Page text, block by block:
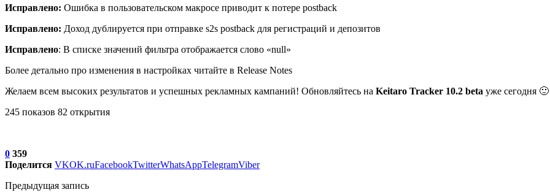
Исправлено: Ошибка в пользовательском макросе приводит к потере postback
Исправлено: Доход дублируется при отправке s2s postback для регистраций и депозитов
Исправлено: В списке значений фильтра отображается слово «null»
Более детально про изменения в настройках читайте в Release Notes
Желаем всем высоких результатов и успешных рекламных кампаний! Обновляйтесь на Keitaro Tracker 10.2 beta уже сегодня 🙂
245 показов 82 открытия
0 359
Поделится VKOK.ruFacebookTwitterWhatsAppTelegramViber
Предыдущая запись